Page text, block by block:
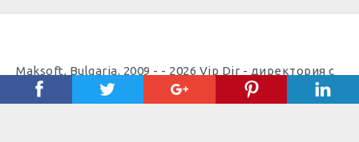
Maksoft, Bulgaria, 2009 - - 2026 Vip Dir - директория с
полезни телефони | Уеб дизайн, изработка, поддръжка
иSEOоптимизация отМаксофт